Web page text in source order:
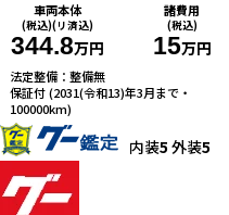
車両本体
(税込)(リ済込)
344.8万円
諸費用
(税込)
15万円
法定整備：整備無
保証付 (2031(令和13)年3月まで・
100000km)
内装5 外装5